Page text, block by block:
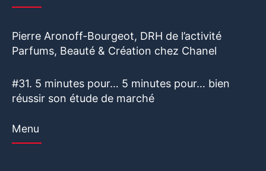
Pierre Aronoff-Bourgeot, DRH de l’activité
Parfums, Beauté & Création chez Chanel
#31. 5 minutes pour… 5 minutes pour… bien
réussir son étude de marché
Menu